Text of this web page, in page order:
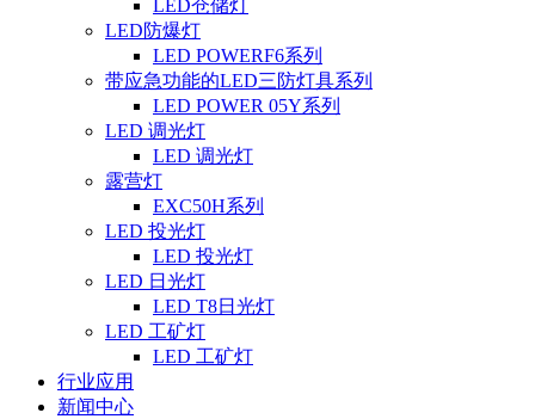
LED仓储灯
LED防爆灯
LED POWERF6系列
带应急功能的LED三防灯具系列
LED POWER 05Y系列
LED 调光灯
LED 调光灯
露营灯
EXC50H系列
LED 投光灯
LED 投光灯
LED 日光灯
LED T8日光灯
LED 工矿灯
LED 工矿灯
行业应用
新闻中心